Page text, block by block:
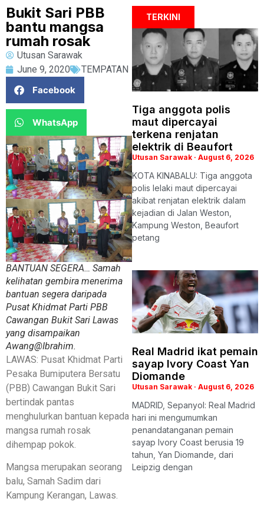
Bukit Sari PBB
bantu mangsa
rumah rosak
Utusan Sarawak
June 9, 2020
TEMPATAN
Facebook
WhatsApp
BANTUAN SEGERA… Samah
kelihatan gembira menerima
bantuan segera daripada
Pusat Khidmat Parti PBB
Cawangan Bukit Sari Lawas
yang disampaikan
Awang@Ibrahim.
LAWAS: Pusat Khidmat Parti
Pesaka Bumiputera Bersatu
(PBB) Cawangan Bukit Sari
bertindak pantas
menghulurkan bantuan kepada
mangsa rumah rosak
dihempap pokok.
Mangsa merupakan seorang
balu, Samah Sadim dari
Kampung Kerangan, Lawas.
TERKINI
Tiga anggota polis
maut dipercayai
terkena renjatan
elektrik di Beaufort
Utusan Sarawak August 6, 2026
KOTA KINABALU: Tiga anggota
polis lelaki maut dipercayai
akibat renjatan elektrik dalam
kejadian di Jalan Weston,
Kampung Weston, Beaufort
petang
Real Madrid ikat pemain
sayap Ivory Coast Yan
Diomande
Utusan Sarawak August 6, 2026
MADRID, Sepanyol: Real Madrid
hari ini mengumumkan
penandatanganan pemain
sayap Ivory Coast berusia 19
tahun, Yan Diomande, dari
Leipzig dengan